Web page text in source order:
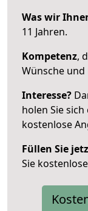
Was wir
11 Jahren.
Kompetenz,
Wünsche
Interesse?
holen Sie
kostenlose
Füllen Sie
Sie